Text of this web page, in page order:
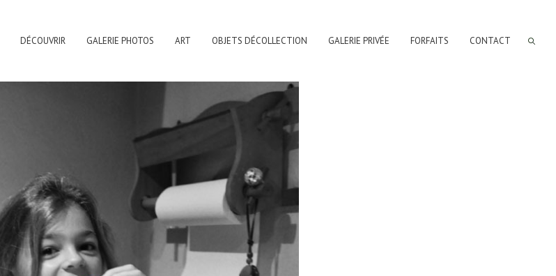
DÉCOUVRIR GALERIE PHOTOS ART OBJETS DÉCOLLECTION GALERIE PRIVÉE FORFAITS CONTACT